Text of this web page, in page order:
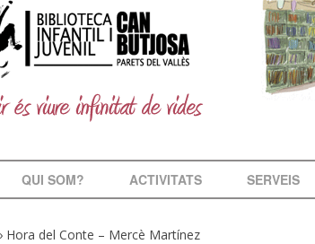
QUI SOM? ACTIVITATS SERVEIS
› Hora del Conte – Mercè Martínez